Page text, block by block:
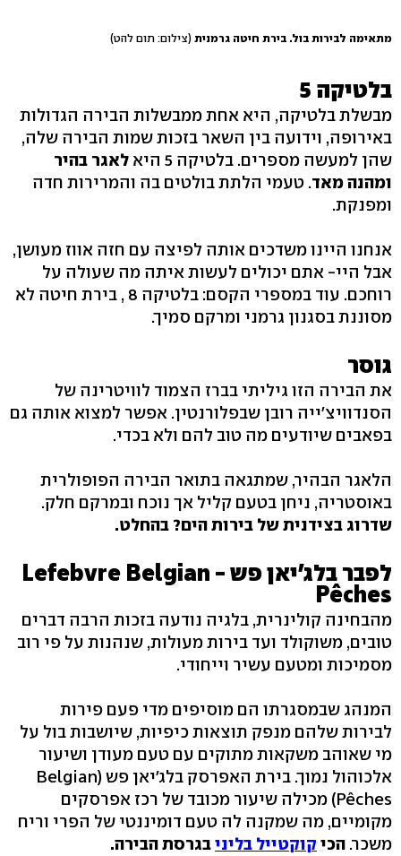
מתאימה לבירות בול. בירת חיטה גרמנית (צילום: תום להט)
בלטיקה 5
מבשלת בלטיקה, היא אחת ממבשלות הבירה הגדולות
באירופה, וידועה בין השאר בזכות שמות הבירה שלה,
שהן למעשה מספרים. בלטיקה 5 היא
לאגר בהיר
ומהנה מאד. טעמי הלתת בולטים בה והמרירות חדה
ומפנקת.
אנחנו היינו משדכים אותה לפיצה עם חזה אווז מעושן,
אבל היי- אתם יכולים לעשות איתה מה שעולה על
רוחכם. עוד במספרי הקסם: בלטיקה 8 , בירת חיטה לא
מסוננת בסגנון גרמני ומרקם סמיך.
גוסר
את הבירה הזו גיליתי בברז הצמוד לוויטרינה של
הסנדוויצ'ייה רובן שבפלורנטין. אפשר למצוא אותה גם
בפאבים שיודעים מה טוב להם ולא בכדי.
הלאגר הבהיר, שמתגאה בתואר הבירה הפופולרית
באוסטריה, ניחן בטעם קליל אך נוכח ובמרקם חלק.
שדרוג בצידנית של בירות הים? בהחלט.
לפבר בלג'יאן פש - Lefebvre Belgian
Pêches
מהבחינה קולינרית, בלגיה נודעה בזכות הרבה דברים
טובים, משוקולד ועד בירות מעולות, שנהנות על פי רוב
מסמיכות ומטעם עשיר וייחודי.
המנהג שבמסגרתו הם מוסיפים מדי פעם פירות
לבירות שלהם מנפק תוצאות כיפיות, שיושבות בול על
מי שאוהב משקאות מתוקים עם טעם מעודן ושיעור
אלכוהול נמוך. בירת האפרסק בלג'יאן פש (Belgian
Pêches) מכילה שיעור מכובד של רכז אפרסקים
מקומיים, מה שמקנה לה טעם דומיננטי של הפרי וריח
משכר. הכי קוקטייל בליניבגרסת הבירה.